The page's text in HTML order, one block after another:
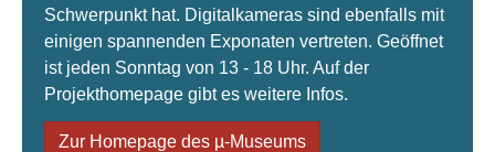
Schwerpunkt hat. Digitalkameras sind ebenfalls mit
einigen spannenden Exponaten vertreten. Geöffnet
ist jeden Sonntag von 13 - 18 Uhr. Auf der
Projekthomepage gibt es weitere Infos.
Zur Homepage des µ-Museums